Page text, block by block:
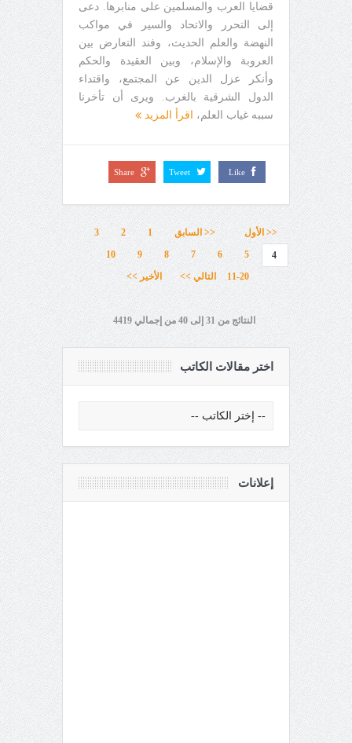
قضايا العرب والمسلمين على منابرها. دعى
إلى التحرر والاتحاد والسير في مواكب
النهضة والعلم الحديث، وفند التعارض بين
العروبة والإسلام، وبين العقيدة والحكم
وأنكر عزل الدين عن المجتمع، واقتداء
الدول الشرقية بالغرب. ويرى أن تأخرنا
سببه غياب العلم،
اقرأ المزيد
Like
Tweet
Share
<< الأول << السابق 1
2
3
4
5
6
7
8
9
10
11-20
التالي >> الأخير >>
النتائج من 31 إلى 40 من إجمالي 4419
اختر مقالات الكاتب
إعلانات